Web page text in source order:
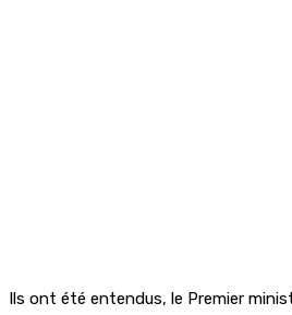
Ils ont été entendus, le Premier